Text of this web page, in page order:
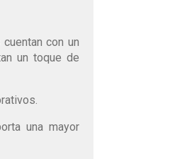
con un
un toque de
una mayor